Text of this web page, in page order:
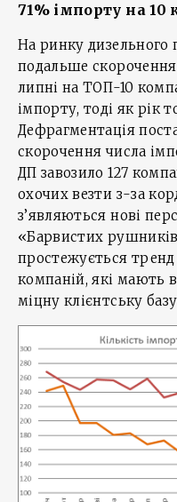
71% імпорту на 10
На ринку дизельного
подальше скорочення
липні на ТОП-10
імпорту, тоді як рік
Дефрагментація
скорочення числа
ДП завозило 127
охочих везти з-за
з’являються нові
«Барвистих
простежується
компаній, які мають
міцну клієнтську